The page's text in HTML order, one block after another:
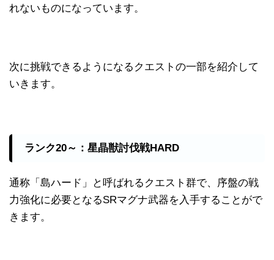
れないものになっています。
次に挑戦できるようになるクエストの一部を紹介して
いきます。
ランク20～：星晶獣討伐戦HARD
通称「島ハード」と呼ばれるクエスト群で、序盤の戦
力強化に必要となるSRマグナ武器を入手することがで
きます。